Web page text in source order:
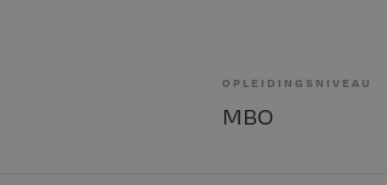
OPLEIDINGSNIVEAU
MBO